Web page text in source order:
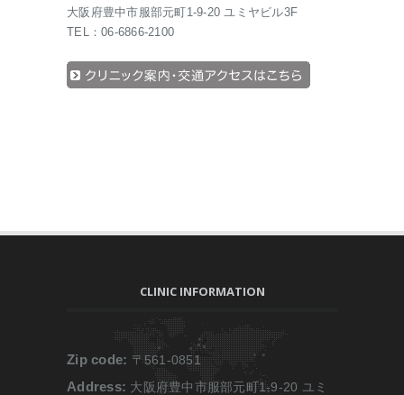
大阪府豊中市服部元町1-9-20 ユミヤビル3F
TEL：06-6866-2100
CLINIC INFORMATION
Zip code: 〒561-0851
Address: 大阪府豊中市服部元町1-9-20 ユミ